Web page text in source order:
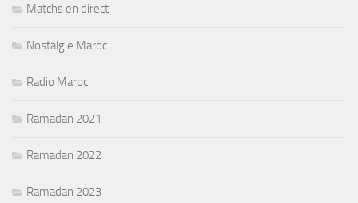
Matchs en direct
Nostalgie Maroc
Radio Maroc
Ramadan 2021
Ramadan 2022
Ramadan 2023